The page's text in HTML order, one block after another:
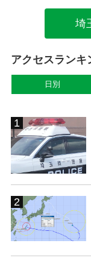
埼
アクセスランキ
日別